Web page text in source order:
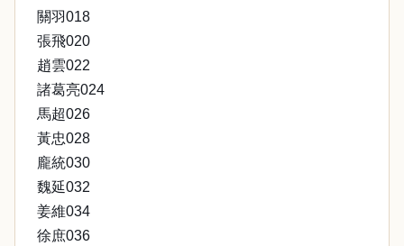
關羽018
張飛020
趙雲022
諸葛亮024
馬超026
黃忠028
龐統030
魏延032
姜維034
徐庶036